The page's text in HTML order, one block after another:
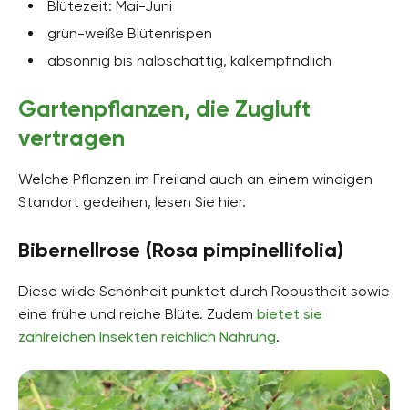
Blütezeit: Mai-Juni
grün-weiße Blütenrispen
absonnig bis halbschattig, kalkempfindlich
Gartenpflanzen, die Zugluft
vertragen
Welche Pflanzen im Freiland auch an einem windigen
Standort gedeihen, lesen Sie hier.
Bibernellrose (Rosa pimpinellifolia)
Diese wilde Schönheit punktet durch Robustheit sowie
eine frühe und reiche Blüte. Zudem bietet sie
zahlreichen Insekten reichlich Nahrung.